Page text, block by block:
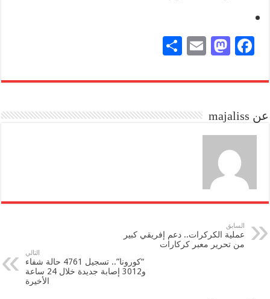
Fa
bo
M
to
n
E
ail
re
عن majaliss
السابق
عملية الكركرات.. دعم إفريقي كبير
من تحرير معبر كركارات
التالي
“كورونا”.. تسجيل 4761 حالة شفاء
و3012 إصابة جديدة خلال 24 ساعة
الأخيرة